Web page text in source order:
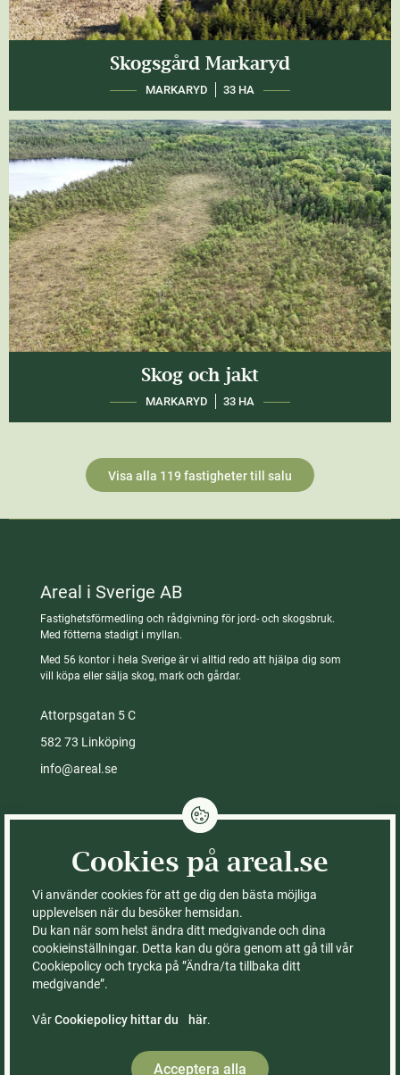
Skogsgård Markaryd
MARKARYD 33 HA
Skog och jakt
MARKARYD 33 HA
Visa alla 119 fastigheter till salu
Areal i Sverige AB
Fastighetsförmedling och rådgivning för jord- och skogsbruk.
Med fötterna stadigt i myllan.
Med 56 kontor i hela Sverige är vi alltid redo att hjälpa dig som
vill köpa eller sälja skog, mark och gårdar.
Attorpsgatan 5 C
582 73 Linköping
info@areal.se
Integritetspolicy
Cookies på areal.se
Fastigheter till salu
Köpa skog
Köpa gård
Köpa åker
Sälja med Areal
Kontor
Om Areal
Ledning & styrelse
FAQ – vanliga frågor
skogsfastighet
Cookies på areal.se
Vi använder cookies för att ge dig den bästa möjliga
upplevelsen när du besöker hemsidan.
Du kan när som helst ändra ditt medgivande och dina
cookieinställningar. Detta kan du göra genom att gå till vår
Cookiepolicy och trycka på ”Ändra/ta tillbaka ditt
medgivande”.
VårCookiepolicy hittar du här.
Acceptera alla